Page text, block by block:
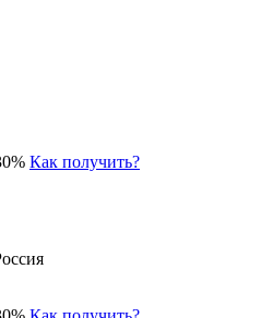
Как получить?